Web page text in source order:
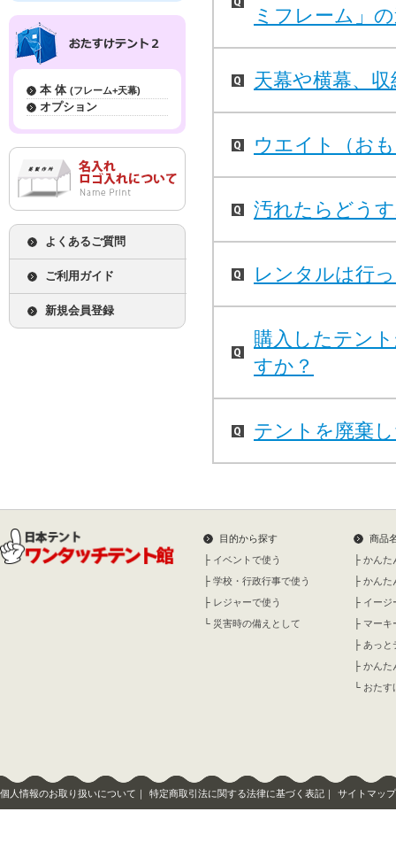
本 体 (フレーム+天幕)
オプション
よくあるご質問
ご利用ガイド
新規会員登録
ミフレーム」
天幕や横幕、
ウエイト（お
汚れたらどう
レンタルは行
購入したテン
すか？
テントを廃棄
目的から探す
├ イベントで使う
├ 学校・行政行事で使う
├ レジャーで使う
└ 災害時の備えとして
商品
├ かんた
├ かんた
├ イージ
├ マーキ
├ あっと
├ かんた
└ おたす
個人情報のお取り扱いについて ｜ 特定商取引法に関する法律に基づく表記 ｜ サイトマップ